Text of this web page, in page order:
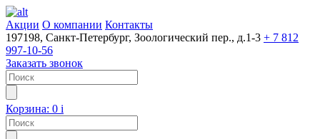
Акции О компании Контакты
197198, Санкт-Петербург, Зоологический пер., д.1-3 + 7 812
997-10-56
Заказать звонок
Корзина: 0 i